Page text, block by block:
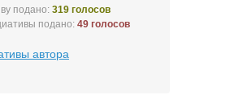
подано: 319 голосов
подано: 49 голосов
автора